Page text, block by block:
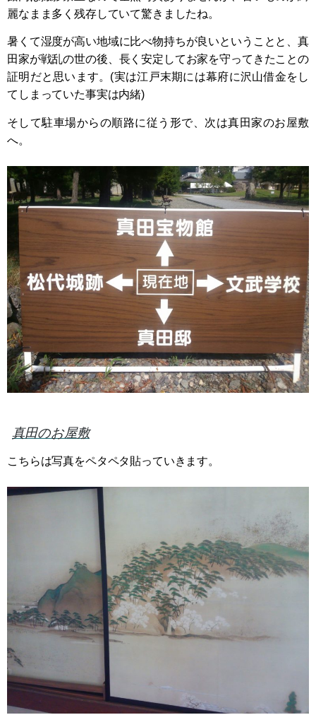
麗なまま多く残存していて驚きましたね。
暑くて湿度が高い地域に比べ物持ちが良いということと、真
田家が戦乱の世の後、長く安定してお家を守ってきたことの
証明だと思います。(実は江戸末期には幕府に沢山借金をし
てしまっていた事実は内緒)
そして駐車場からの順路に従う形で、次は真田家のお屋敷
へ。
真田のお屋敷
こちらは写真をペタペタ貼っていきます。